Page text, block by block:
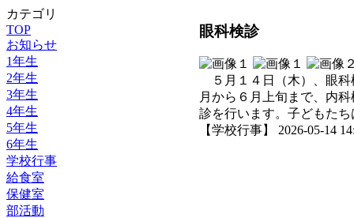
カテゴリ
TOP
お知らせ
1年生
2年生
3年生
4年生
5年生
6年生
学校行事
給食室
保健室
部活動
眼科検診
５月１４日（木）、眼科
月から６月上旬まで、内
診を行います。子どもた
【学校行事】 2026-05-14